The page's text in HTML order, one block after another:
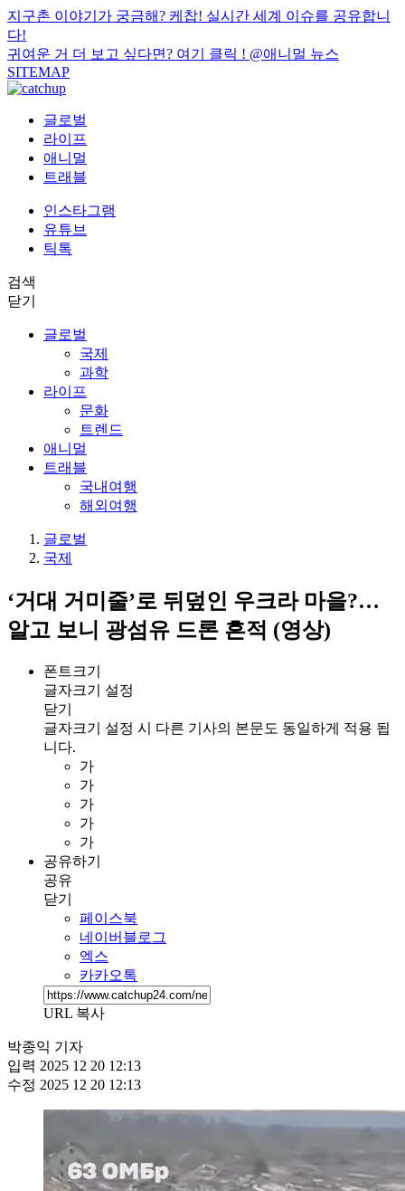
지구촌 이야기가 궁금해? 케찹! 실시간 세계 이슈를 공유합니
다!
귀여운 거 더 보고 싶다면? 여기 클릭 ! @애니멀 뉴스
SITEMAP
글로벌
라이프
애니멀
트래블
인스타그램
유튜브
틱톡
검색
닫기
글로벌
국제
과학
라이프
문화
트렌드
애니멀
트래블
국내여행
해외여행
글로벌
국제
‘거대 거미줄’로 뒤덮인 우크라 마을?…
알고 보니 광섬유 드론 흔적 (영상)
폰트크기
글자크기 설정
닫기
글자크기 설정 시 다른 기사의 본문도 동일하게 적용 됩
니다.
가
가
가
가
가
공유하기
공유
닫기
페이스북
네이버블로그
엑스
카카오톡
URL 복사
박종익 기자
입력 2025 12 20 12:13
수정 2025 12 20 12:13